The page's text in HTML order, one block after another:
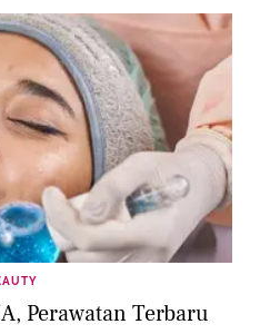
Perawatan Terbaru